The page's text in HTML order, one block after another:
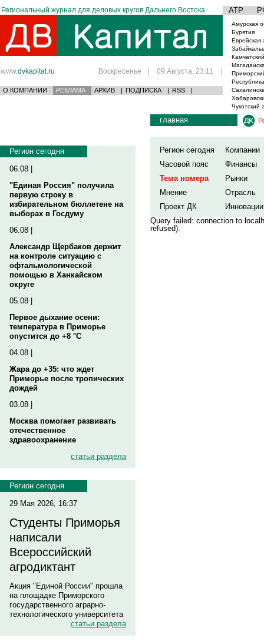
Региональный журнал для деловых кругов Дальнего Востока АТР
www.dvkapital.ru Воскресенье | 09 Августа, 23:11 |
О КОМПАНИИ РЕКЛАМА АРХИВ | ПОДПИСКА | RSS |
Амурская
Бурятия
Еврейская
Чукотский
Регион сегодня
06.08 |
"Единая Россия" получила
первую строку в
избирательном бюллетене на
выборах в Госдуму
06.08 |
Александр Щербаков держит
на контроле ситуацию с
офтальмологической
помощью в Ханкайском
округе
05.08 |
Первое дыхание осени:
температура в Приморье
опустится до +8 °C
04.08 |
Жара до +35: что ждет
Приморье после тропических
дождей
03.08 |
Москва помогает развивать
отечественное
здравоохранение
статьи раздела
Регион сегодня
29 Мая 2026, 16:37
Студенты Приморья
написали
Всероссийский
агродиктант
Акция "Единой России" прошла
на площадке Приморского
государственного аграрно-
технологического университета
статьи раздела
главная
Регион сегодня
Компании
Часовой пояс
Финансы
Тема номера
Рынки
Мнение
Отрасль
Проект ДК
Инновации
Query failed: connection to
refused).